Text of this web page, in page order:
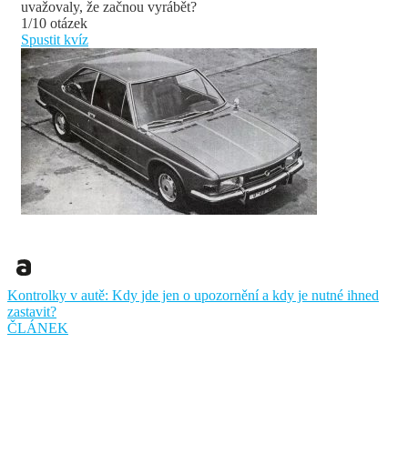
uvažovaly, že začnou vyrábět?
1/10 otázek
Spustit kvíz
Kontrolky v autě: Kdy jde jen o upozornění a kdy je nutné ihned
zastavit?
ČLÁNEK